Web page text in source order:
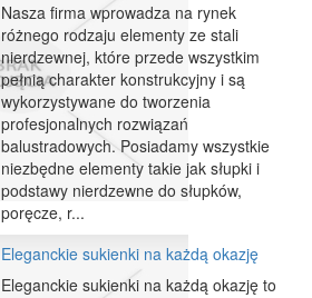
Nasza firma wprowadza na rynek
różnego rodzaju elementy ze stali
nierdzewnej, które przede wszystkim
pełnią charakter konstrukcyjny i są
wykorzystywane do tworzenia
profesjonalnych rozwiązań
balustradowych. Posiadamy wszystkie
niezbędne elementy takie jak słupki i
podstawy nierdzewne do słupków,
poręcze, r...
Eleganckie sukienki na każdą okazję
Eleganckie sukienki na każdą okazję to